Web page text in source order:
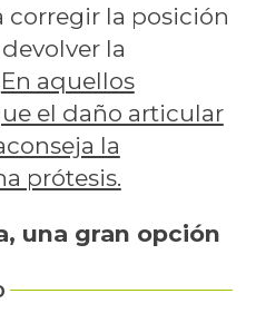
la posición
la
En aquellos
el daño articular
la
prótesis.
una gran opción